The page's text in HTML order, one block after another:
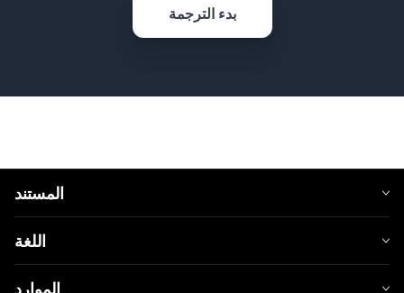
بدء الترجمة
المستند
اللغة
الموارد